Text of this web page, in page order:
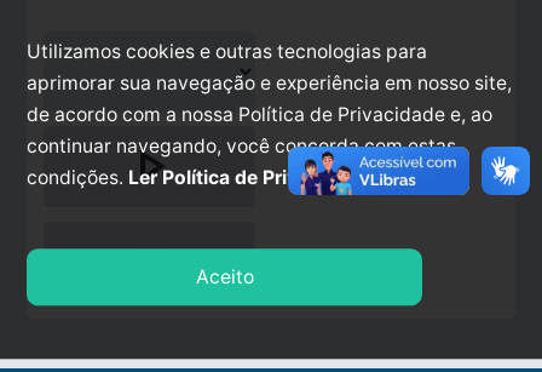
play_arrow
stop
Utilizamos cookies e outras tecnologias para
aprimorar sua navegação e experiência em nosso site,
de acordo com a nossa Política de Privacidade e, ao
continuar navegando, você concorda com estas
condições. Ler Política de Privacidade.
Aceito